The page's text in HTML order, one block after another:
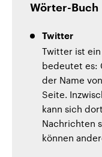
Wörter-Buch
Twitter
Twitter ist
bedeutet es:
der Name
Seite.
kann sich
Nachrichten
können